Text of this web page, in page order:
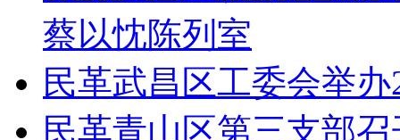
蔡以忱陈列室
民革武昌区工委会举
民革青山区第三支部